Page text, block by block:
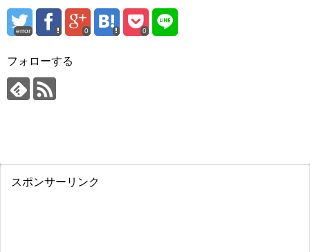
error 0 0
フォローする
スポンサーリンク